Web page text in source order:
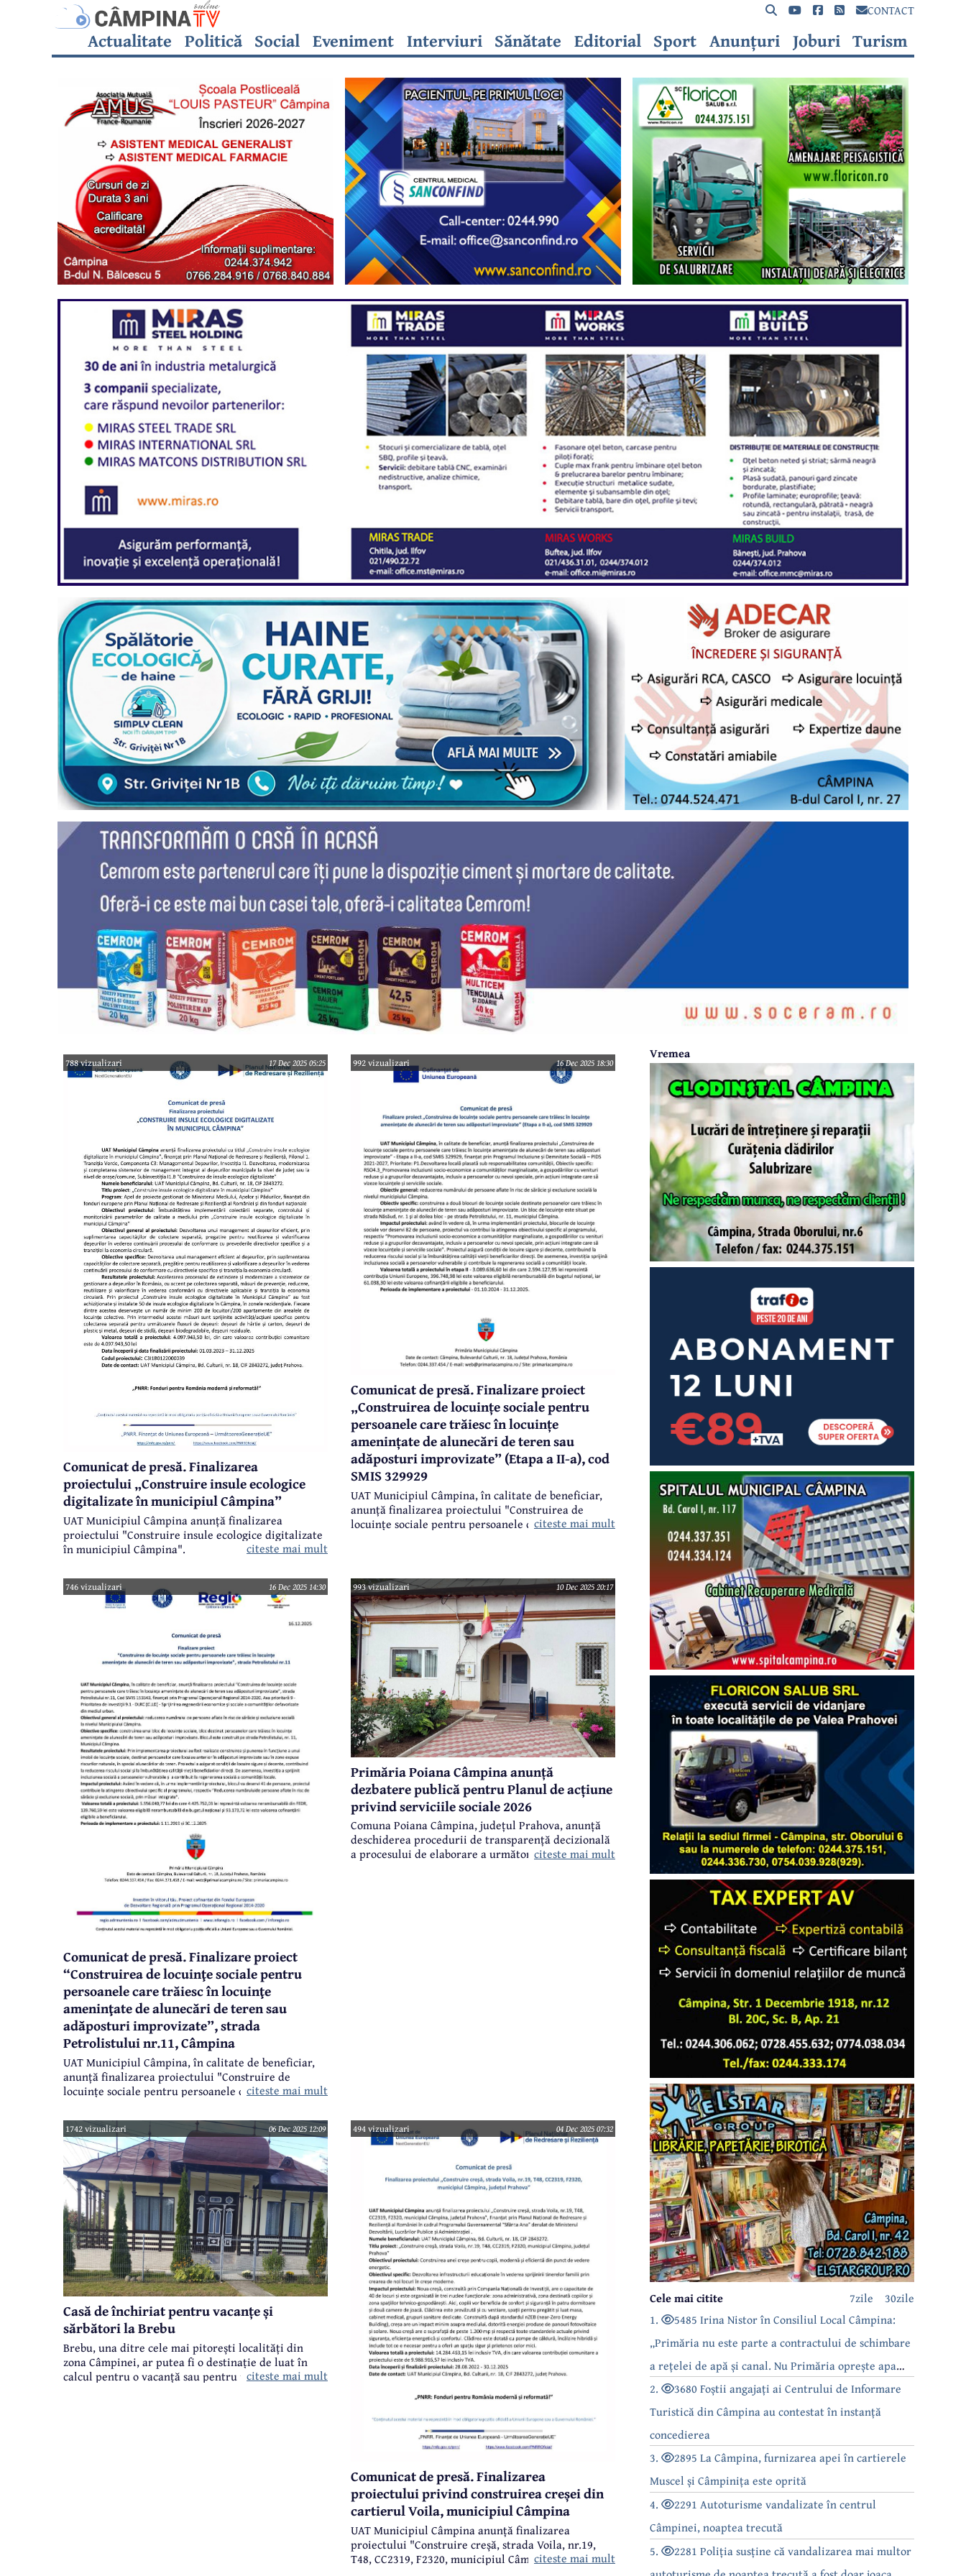
CONTACT
Actualitate Politică Social Eveniment Interviuri Sănătate Editorial Sport Anunțuri Joburi Turism
788 vizualizari 17 Dec 2025 05:25
Comunicat de presă. Finalizarea
proiectului „Construire insule ecologice
digitalizate în municipiul Câmpina”
UAT Municipiul Câmpina anunță finalizarea
proiectului "Construire insule ecologice digitalizate
în municipiul Câmpina".
citeste mai mult
992 vizualizari 16 Dec 2025 18:30
Comunicat de presă. Finalizare proiect
„Construirea de locuințe sociale pentru
persoanele care trăiesc în locuințe
amenințate de alunecări de teren sau
adăposturi improvizate” (Etapa a II-a), cod
SMIS 329929
UAT Municipiul Câmpina, în calitate de beneficiar,
anunță finalizarea proiectului "Construirea de
locuințe sociale pentru persoanele care trăiesc în
citeste mai mult
746 vizualizari 16 Dec 2025 14:30
Comunicat de presă. Finalizare proiect
“Construirea de locuinţe sociale pentru
persoanele care trăiesc în locuinţe
ameninţate de alunecări de teren sau
adăposturi improvizate”, strada
Petrolistului nr.11, Câmpina
UAT Municipiul Câmpina, în calitate de beneficiar,
anunță finalizarea proiectului "Construire de
locuințe sociale pentru persoanele care trăiesc în
adăposturi improvizate", strada Petrolistului, nr.11,
Cod SMIS 153543, finanțat prin Programul
Operațional Regional 2014-2020, Axa prioritară 9 -
Prioritatea de investiții 9.1 - DLRC (CLLD) -
Sprijinirea regenerării economice și sociale a
comunităților defavorizate din mediul urban.
citeste mai mult
993 vizualizari 10 Dec 2025 20:17
Primăria Poiana Câmpina anunță
dezbatere publică pentru Planul de acțiune
privind serviciile sociale 2026
Comuna Poiana Câmpina, județul Prahova, anunță
deschiderea procedurii de transparență decizională
a procesului de elaborare a următorului proiect de
citeste mai mult
1742 vizualizari 06 Dec 2025 12:09
Casă de închiriat pentru vacanțe și
sărbători la Brebu
Brebu, una ditre cele mai pitorești localități din
zona Câmpinei, ar putea fi o destinație de luat în
calcul pentru o vacanță sau pentru petrecerea
citeste mai mult
494 vizualizari 04 Dec 2025 07:32
Comunicat de presă. Finalizarea
proiectului privind construirea creșei din
cartierul Voila, municipiul Câmpina
UAT Municipiul Câmpina anunță finalizarea
proiectului "Construire creșă, strada Voila, nr.19,
T48, CC2319, F2320, municipiul Câmpina, județul
citeste mai mult
Vremea
30zile
7zile
Cele mai citite
1.
5485 Irina Nistor în Consiliul Local Câmpina:
„Primăria nu este parte a contractului de schimbare
a rețelei de apă și canal. Nu Primăria oprește apa
câmpinenilor!”
2.
3680 Foștii angajați ai Centrului de Informare
Turistică din Câmpina au contestat în instanță
concedierea
3.
2895 La Câmpina, furnizarea apei în cartierele
Muscel și Câmpinița este oprită
4.
2291 Autoturisme vandalizate în centrul
Câmpinei, noaptea trecută
5.
2281 Poliția susține că vandalizarea mai multor